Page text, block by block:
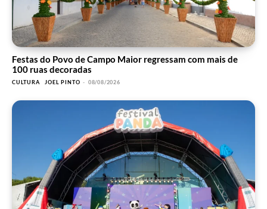
Festas do Povo de Campo Maior regressam com mais de
100 ruas decoradas
CULTURA JOEL PINTO - 08/08/2026